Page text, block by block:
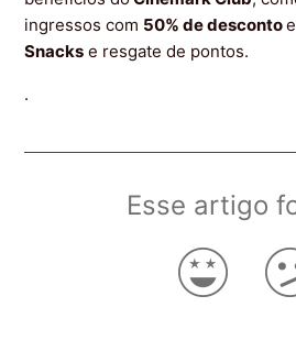
ingressos com 50% de descontoe
Snacks e resgate de pontos.
.
Esse artigo